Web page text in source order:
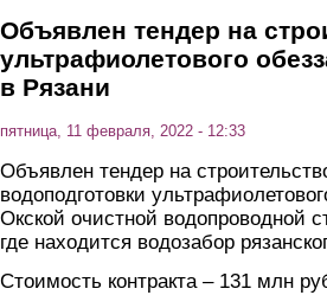
Объявлен тендер на
ультрафиолетового
в Рязани
пятница, 11 февраля, 2022 - 12:33
Объявлен тендер на
водоподготовки
Окской очистной водопроводной
где находится водозабор
Стоимость контракта – 131 млн